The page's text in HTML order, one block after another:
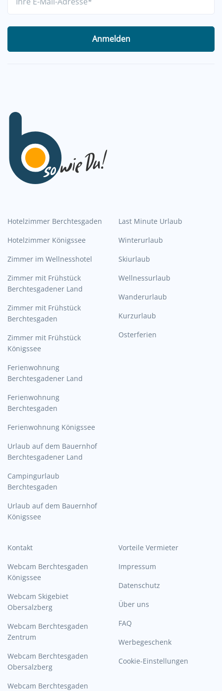
Anmelden
Hotelzimmer Berchtesgaden
Hotelzimmer Königssee
Zimmer im Wellnesshotel
Zimmer mit Frühstück
Berchtesgadener Land
Zimmer mit Frühstück
Berchtesgaden
Zimmer mit Frühstück
Königssee
Ferienwohnung
Berchtesgadener Land
Ferienwohnung
Berchtesgaden
Ferienwohnung Königssee
Urlaub auf dem Bauernhof
Berchtesgadener Land
Campingurlaub
Berchtesgaden
Urlaub auf dem Bauernhof
Königssee
Last Minute Urlaub
Winterurlaub
Skiurlaub
Wellnessurlaub
Wanderurlaub
Kurzurlaub
Osterferien
Kontakt
Webcam Berchtesgaden
Königssee
Webcam Skigebiet
Obersalzberg
Webcam Berchtesgaden
Zentrum
Webcam Berchtesgaden
Obersalzberg
Webcam Berchtesgaden
Vorteile Vermieter
Impressum
Datenschutz
Über uns
FAQ
Werbegeschenk
Cookie-Einstellungen